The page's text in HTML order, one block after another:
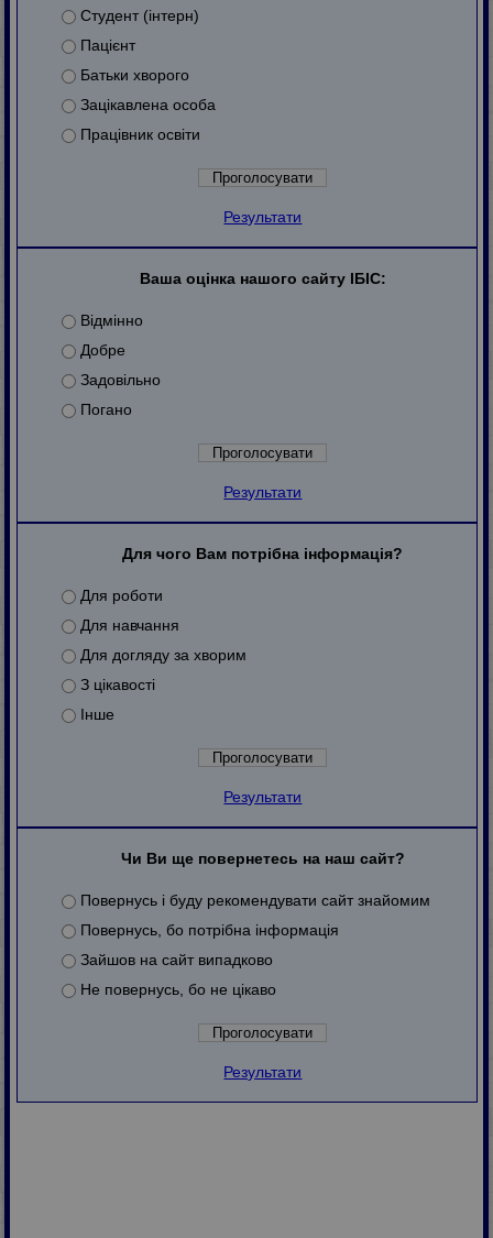
Студент (інтерн)
Пацієнт
Батьки хворого
Зацікавлена особа
Працівник освіти
Результати
Ваша оцінка нашого сайту ІБІС:
Відмінно
Добре
Задовільно
Погано
Результати
Для чого Вам потрібна інформація?
Для роботи
Для навчання
Для догляду за хворим
З цікавості
Інше
Результати
Чи Ви ще повернетесь на наш сайт?
Повернусь і буду рекомендувати сайт знайомим
Повернусь, бо потрібна інформація
Зайшов на сайт випадково
Не повернусь, бо не цікаво
Результати